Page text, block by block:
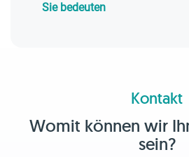
Sie bedeuten
Kontakt
Womit können wir
sein?